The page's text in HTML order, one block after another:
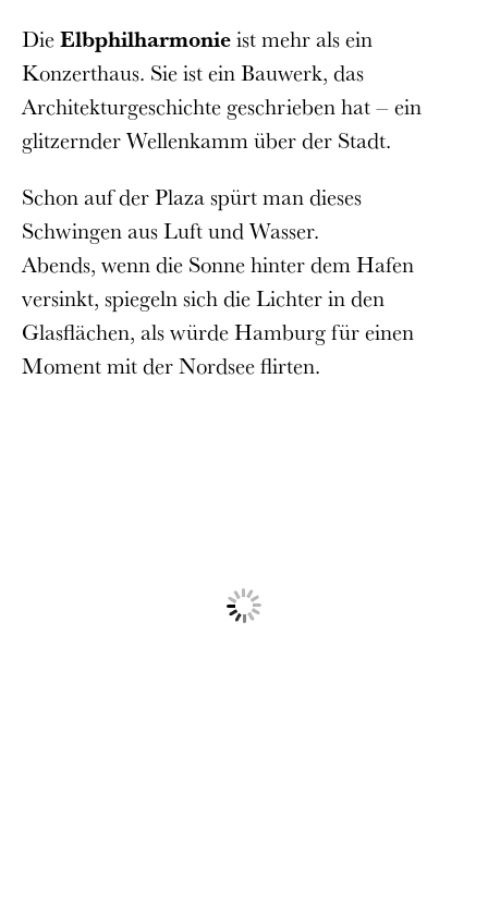
DieElbphilharmonieist mehr als ein
Konzerthaus. Sie ist ein Bauwerk, das
Architekturgeschichte geschrieben hat – ein
glitzernder Wellenkamm über der Stadt.
Schon auf der Plaza spürt man dieses
Schwingen aus Luft und Wasser.
Abends, wenn die Sonne hinter dem Hafen
versinkt, spiegeln sich die Lichter in den
Glasflächen, als würde Hamburg für einen
Moment mit der Nordsee flirten.